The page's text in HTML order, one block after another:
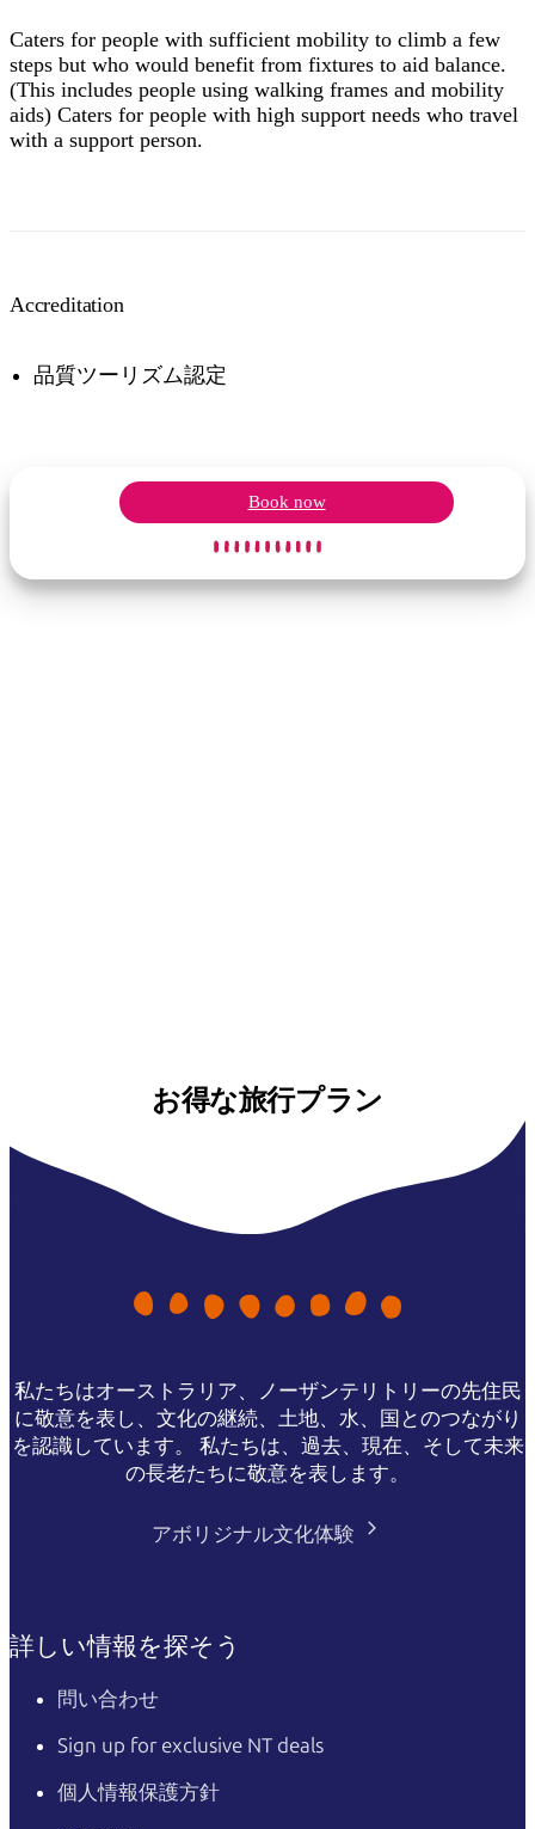
Caters for people with sufficient mobility to climb a few
steps but who would benefit from fixtures to aid balance.
(This includes people using walking frames and mobility
aids) Caters for people with high support needs who travel
with a support person.
Accreditation
品質ツーリズム認定
Book now
お得な旅行プラン
私たちはオーストラリア、ノーザンテリトリーの先住民
に敬意を表し、文化の継続、土地、水、国とのつながり
を認識しています。 私たちは、過去、現在、そして未来
の長老たちに敬意を表します。
アボリジナル文化体験
詳しい情報を探そう
問い合わせ
Sign up for exclusive NT deals
個人情報保護方針